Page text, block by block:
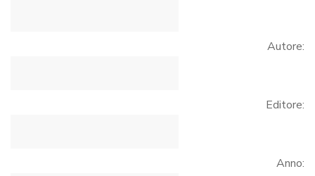
Autore:
Editore:
Anno: